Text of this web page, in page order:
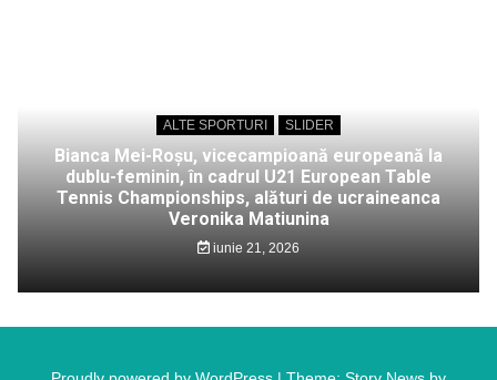
ALTE SPORTURI SLIDER
Bianca Mei-Roșu, vicecampioană europeană la
dublu-feminin, în cadrul U21 European Table
Tennis Championships, alături de ucraineanca
Veronika Matiunina
iunie 21, 2026